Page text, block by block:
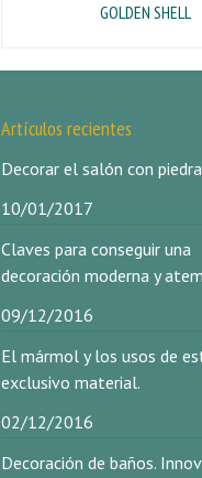
GOLDEN SHELL
Artículos recientes
Decorar el salón con
10/01/2017
Claves para conseguir una
decoración moderna y
09/12/2016
El mármol y los usos de
exclusivo material.
02/12/2016
Decoración de baños.